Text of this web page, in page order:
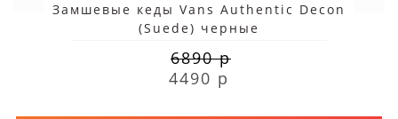
Замшевые кеды Vans Authentic Decon
(Suede) черные
6890 р
4490 р